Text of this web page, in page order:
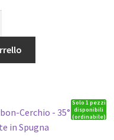
Solo 1 pezzi
disponibili
(ordinabile)